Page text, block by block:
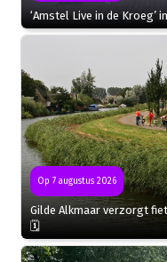
‘Amstel Live in de Kroeg’
Op 7 augustus 2026
Gilde Alkmaar verzorgt
🗓